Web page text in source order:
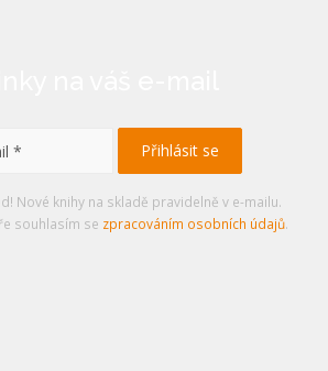
Nové knihy na skladě pravidelně v e-mailu.
souhlasím se zpracováním osobních údajů.